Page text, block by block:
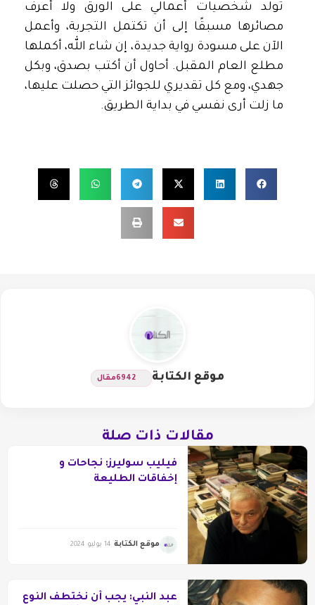
تولد شخصيات أعمالي على الورق ولا أعرف
مصائرها مسبقًا إلى أن تكتمل التجربة، وأعمل
الآن على مسودة رواية جديدة، إن شاء الله، أكملها
مطلع العام المقبل. أحاول أن أكتب بصدق، وبكل
جهدي، ومع كل تقديري للجوائز التي حصلت عليها،
ما زلت أرى نفسي في بداية الطريق.
موقع الكتابة 6942مقال
مقالات ذات صلة
فيليب سوليرز: نجاحات و
إخفاقات الطليعة
موقع الكتابة 14 يوليو 2024
عبد النبي: يجب أن نختطف النوع